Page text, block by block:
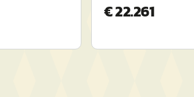
€ 22.261